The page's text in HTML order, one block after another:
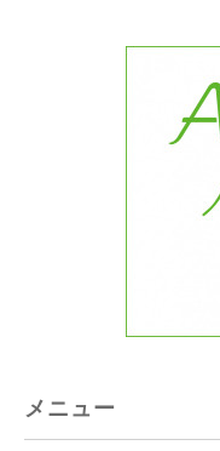
メニュー